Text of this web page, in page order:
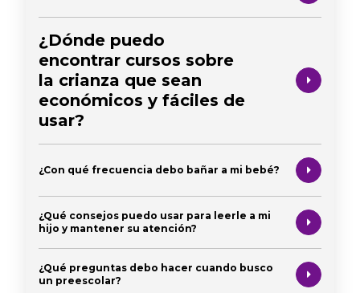
¿Dónde puedo
encontrar cursos sobre
la crianza que sean
económicos y fáciles de
usar?
¿Con qué frecuencia debo bañar a mi bebé?
¿Qué consejos puedo usar para leerle a mi
hijo y mantener su atención?
¿Qué preguntas debo hacer cuando busco
un preescolar?